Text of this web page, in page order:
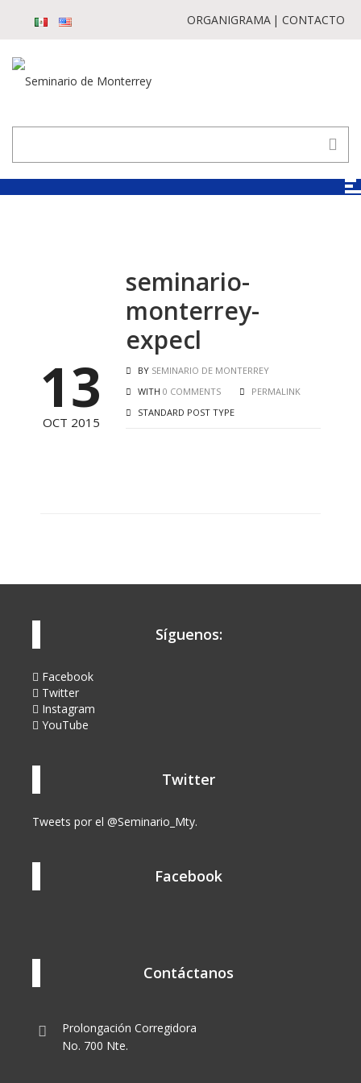
ORGANIGRAMA CONTACTO
13
OCT 2015
seminario-
monterrey-
expecl
BY SEMINARIO DE MONTERREY
WITH 0 COMMENTS
PERMALINK
STANDARD POST TYPE
Síguenos:
Facebook
Twitter
Instagram
YouTube
Twitter
Tweets por el @Seminario_Mty.
Facebook
Contáctanos
Prolongación Corregidora
No. 700 Nte.